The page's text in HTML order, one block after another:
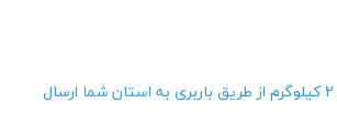
محصولات با وزن بالای 2 کیلوگرم از طریق باربری به استان شما ارسال